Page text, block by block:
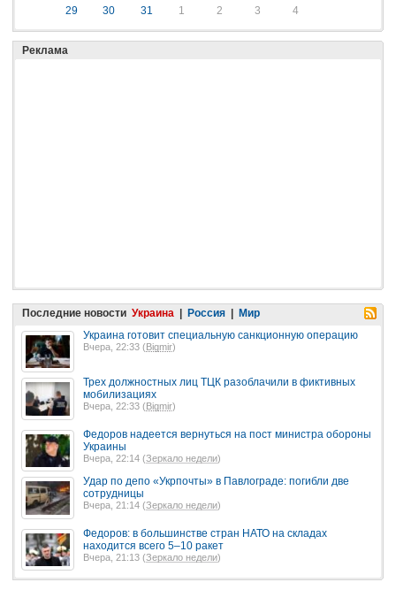
29
30 31 1 2 3 4
Реклама
Последние новости Украина | Россия | Мир
Украина готовит специальную санкционную операцию
Вчера, 22:33 (Bigmir)
Трех должностных лиц ТЦК разоблачили в фиктивных
мобилизациях
Вчера, 22:33 ( Bigmir)
Федоров надеется вернуться на пост министра обороны
Украины
Вчера, 22:14 (Зеркало недели)
Удар по депо «Укрпочты» в Павлограде: погибли две
сотрудницы
Вчера, 21:14 (Зеркало недели)
Федоров: в большинстве стран НАТО на складах
находится всего 5–10 ракет
Вчера, 21:13 (Зеркало недели)